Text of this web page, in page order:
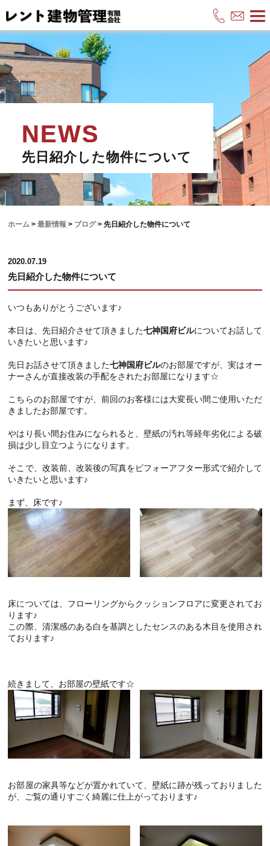
先日紹介した物件について
ホーム >最新情報 > ブログ>先日紹介した物件について
2020.07.19
先日紹介した物件について
いつもありがとうございます♪
本日は、先日紹介させて頂きました七神国府ビルについてお話して
いきたいと思います♪
先日お話させて頂きました七神国府ビルのお部屋ですが、実はオー
ナーさんが直接改装の手配をされたお部屋になります☆
こちらのお部屋ですが、前回のお客様には大変長い間ご使用いただ
きましたお部屋です。
やはり長い間お住みになられると、壁紙の汚れ等経年劣化による破
損は少し目立つようになります。
そこで、改装前、改装後の写真をビフォーアフター形式で紹介して
いきたいと思います♪
まず、床です♪
床については、フローリングからクッションフロアに変更されてお
ります♪
この際、清潔感のある白を基調としたセンスのある木目を使用され
ております♪
続きまして、お部屋の壁紙です☆
お部屋の家具等などが置かれていて、壁紙に跡が残っておりました
が、ご覧の通りすごく綺麗に仕上がっております♪